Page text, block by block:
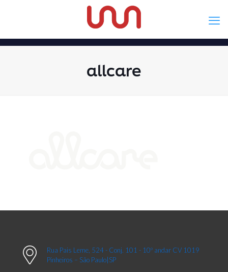
allcare
Rua Pais Leme, 524 - Conj. 101 - 10º andar CV 1019
Pinheiros – São Paulo|SP